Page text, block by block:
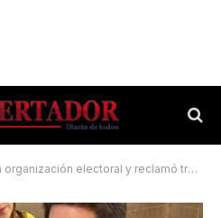
electoral y reclamó transparencia